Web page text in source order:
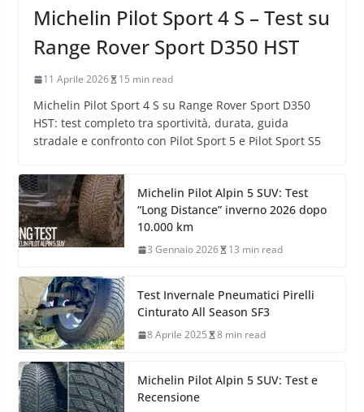
Michelin Pilot Sport 4 S – Test su
Range Rover Sport D350 HST
11 Aprile 2026 15 min read
Michelin Pilot Sport 4 S su Range Rover Sport D350
HST: test completo tra sportività, durata, guida
stradale e confronto con Pilot Sport 5 e Pilot Sport S5
Michelin Pilot Alpin 5 SUV: Test
“Long Distance” inverno 2026 dopo
10.000 km
3 Gennaio 2026 13 min read
Test Invernale Pneumatici Pirelli
Cinturato All Season SF3
8 Aprile 2025 8 min read
Michelin Pilot Alpin 5 SUV: Test e
Recensione